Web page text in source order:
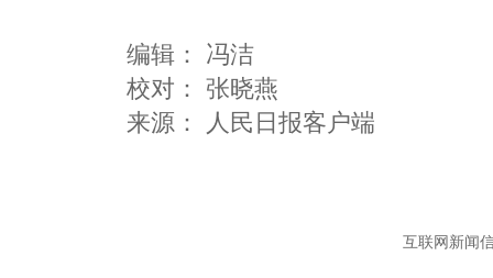
编辑： 冯洁
校对： 张晓燕
互联网新闻